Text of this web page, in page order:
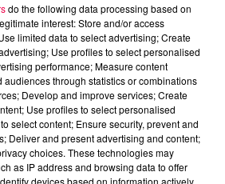
do the following data processing based on
interest: Store and/or access
limited data to select advertising; Create
Use profiles to select personalised
performance; Measure content
audiences through statistics or combinations
Develop and improve services; Create
Use profiles to select personalised
select content; Ensure security, prevent and
Deliver and present advertising and content;
choices. These technologies may
as IP address and browsing data to offer
devices based on information actively